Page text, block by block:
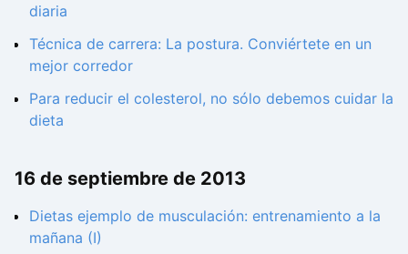
diaria
Técnica de carrera: La postura. Conviértete en un
mejor corredor
Para reducir el colesterol, no sólo debemos cuidar la
dieta
16 de septiembre de 2013
Dietas ejemplo de musculación: entrenamiento a la
mañana (I)